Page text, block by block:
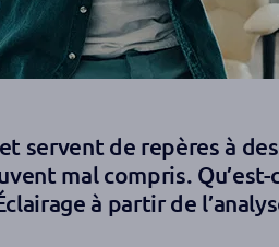
servent de repères à
mal compris. Qu’est-
à partir de